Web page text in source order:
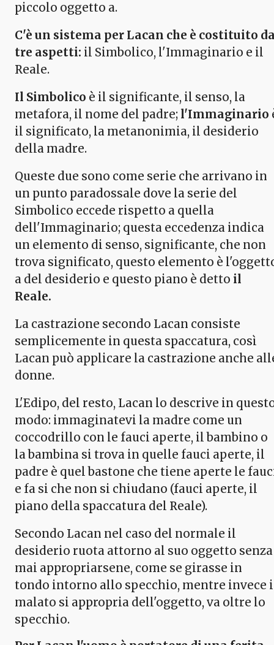
piccolo oggetto a.
C'è un sistema per Lacan che è costituito
tre aspetti: il Simbolico, l'Immaginario e il
Reale.
Il Simbolico è il significante, il senso, la
metafora, il nome del padre; l'Immaginario
il significato, la metanonimia, il desiderio
della madre.
Queste due sono come serie che arrivano in
un punto paradossale dove la serie del
Simbolico eccede rispetto a quella
dell'Immaginario; questa eccedenza indica
un elemento di senso, significante, che non
trova significato, questo elemento è
a del desiderio e questo piano è detto il
Reale.
La castrazione secondo Lacan consiste
semplicemente in questa spaccatura, così
Lacan può applicare la castrazione anche
donne.
L'Edipo, del resto, Lacan lo descrive in
modo: immaginatevi la madre come un
coccodrillo con le fauci aperte, il bambino o
la bambina si trova in quelle fauci aperte, il
padre è quel bastone che tiene aperte le
e fa si che non si chiudano (fauci aperte, il
piano della spaccatura del Reale).
Secondo Lacan nel caso del normale il
desiderio ruota attorno al suo oggetto senza
mai appropriarsene, come se girasse in
tondo intorno allo specchio, mentre invece
malato si appropria dell'oggetto, va oltre lo
specchio.